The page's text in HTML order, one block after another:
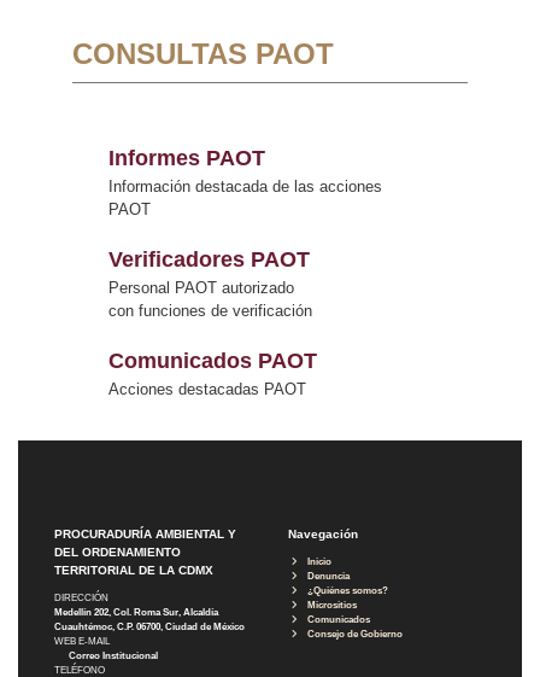
CONSULTAS PAOT
Informes PAOT
Información destacada de las acciones
PAOT
Verificadores PAOT
Personal PAOT autorizado
con funciones de verificación
Comunicados PAOT
Acciones destacadas PAOT
PROCURADURÍA AMBIENTAL Y
DEL ORDENAMIENTO
TERRITORIAL DE LA CDMX
DIRECCIÓN
Medellín 202, Col. Roma Sur, Alcaldía
Cuauhtémoc, C.P. 06700, Ciudad de México
WEB E-MAIL
Correo Institucional
TELÉFONO
Navegación
Inicio
Denuncia
¿Quiénes somos?
Micrositios
Comunicados
Consejo de Gobierno